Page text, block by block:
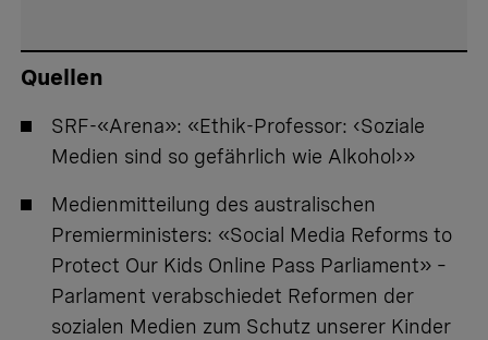
Quellen
SRF-«Arena»: «Ethik-Professor: ‹Soziale
Medien sind so gefährlich wie Alkohol›»
Medienmitteilung des australischen
Premierministers: «Social Media Reforms to
Protect Our Kids Online Pass Parliament» –
Parlament verabschiedet Reformen der
sozialen Medien zum Schutz unserer Kinder